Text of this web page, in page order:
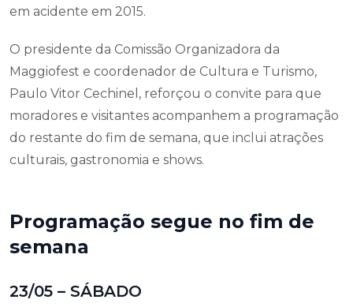
em acidente em 2015.
O presidente da Comissão Organizadora da
Maggiofest e coordenador de Cultura e Turismo,
Paulo Vitor Cechinel, reforçou o convite para que
moradores e visitantes acompanhem a programação
do restante do fim de semana, que inclui atrações
culturais, gastronomia e shows.
Programação segue no fim de
semana
23/05 – SÁBADO